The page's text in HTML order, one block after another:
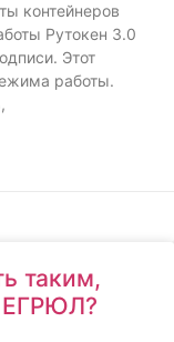
контейнеров
Рутокен 3.0
Этот
работы.
таким,
ЕГРЮЛ?